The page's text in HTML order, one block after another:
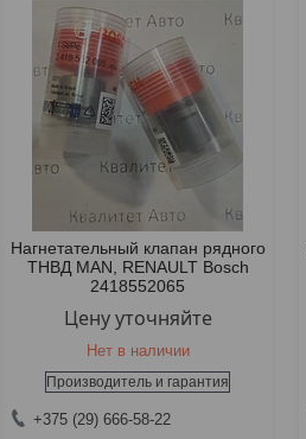
Нагнетательный клапан рядного
ТНВД MAN, RENAULT Bosch
2418552065
Цену уточняйте
Нет в наличии
Производитель и гарантия
+375 (29) 666-58-22